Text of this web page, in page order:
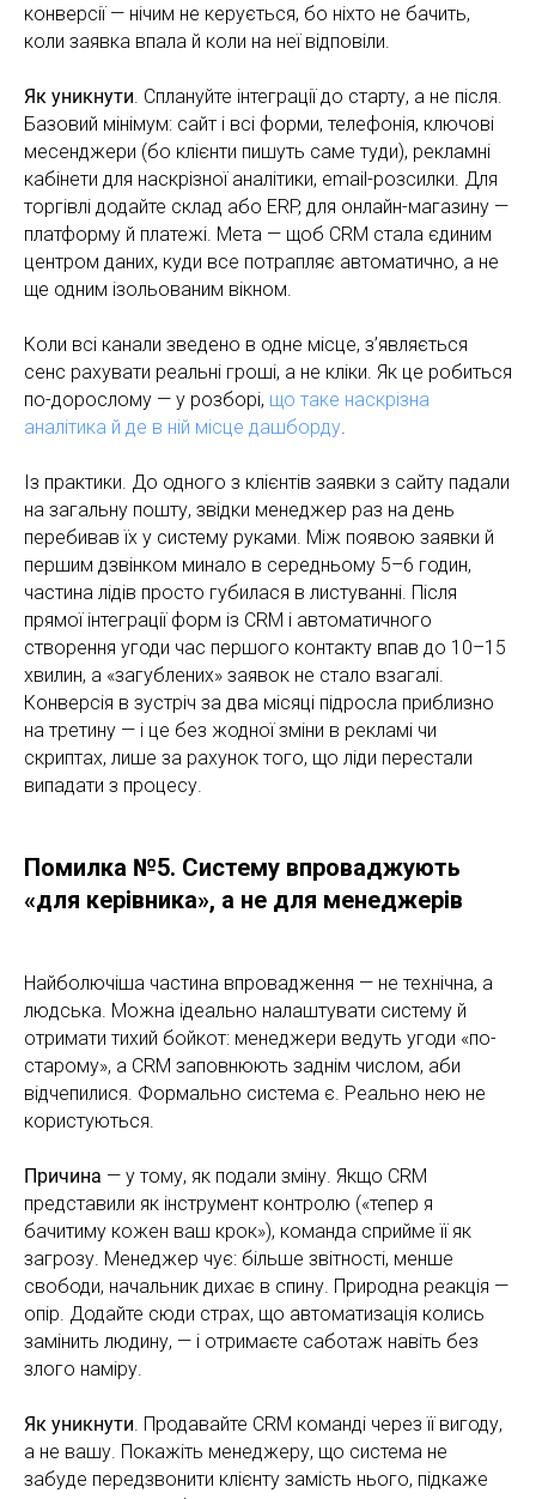
конверсії — нічим не керується, бо ніхто не бачить,
коли заявка впала й коли на неї відповіли.
Як уникнути. Сплануйте інтеграції до старту, а не після.
Базовий мінімум: сайт і всі форми, телефонія, ключові
месенджери (бо клієнти пишуть саме туди), рекламні
кабінети для наскрізної аналітики, email-розсилки. Для
торгівлі додайте склад або ERP, для онлайн-магазину —
платформу й платежі. Мета — щоб CRM стала єдиним
центром даних, куди все потрапляє автоматично, а не
ще одним ізольованим вікном.
Коли всі канали зведено в одне місце, з’являється
сенс рахувати реальні гроші, а не кліки. Як це робиться
по-дорослому — у розборі, що таке наскрізна
аналітика й де в ній місце дашборду.
Із практики. До одного з клієнтів заявки з сайту падали
на загальну пошту, звідки менеджер раз на день
перебивав їх у систему руками. Між появою заявки й
першим дзвінком минало в середньому 5–6 годин,
частина лідів просто губилася в листуванні. Після
прямої інтеграції форм із CRM і автоматичного
створення угоди час першого контакту впав до 10–15
хвилин, а «загублених» заявок не стало взагалі.
Конверсія в зустріч за два місяці підросла приблизно
на третину — і це без жодної зміни в рекламі чи
скриптах, лише за рахунок того, що ліди перестали
випадати з процесу.
Помилка №5. Систему впроваджують
«для керівника», а не для менеджерів
Найболючіша частина впровадження — не технічна, а
людська. Можна ідеально налаштувати систему й
отримати тихий бойкот: менеджери ведуть угоди «по-
старому», а CRM заповнюють заднім числом, аби
відчепилися. Формально система є. Реально нею не
користуються.
Причина — у тому, як подали зміну. Якщо CRM
представили як інструмент контролю («тепер я
бачитиму кожен ваш крок»), команда сприйме її як
загрозу. Менеджер чує: більше звітності, менше
свободи, начальник дихає в спину. Природна реакція —
опір. Додайте сюди страх, що автоматизація колись
замінить людину, — і отримаєте саботаж навіть без
злого наміру.
Як уникнути. Продавайте CRM команді через її вигоду,
а не вашу. Покажіть менеджеру, що система не
забуде передзвонити клієнту замість нього, підкаже